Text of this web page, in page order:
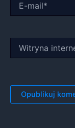
mail*
internetowa